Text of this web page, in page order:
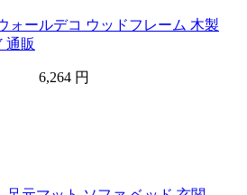
ォールデコ ウッドフレーム 木製
通販
6,264 円